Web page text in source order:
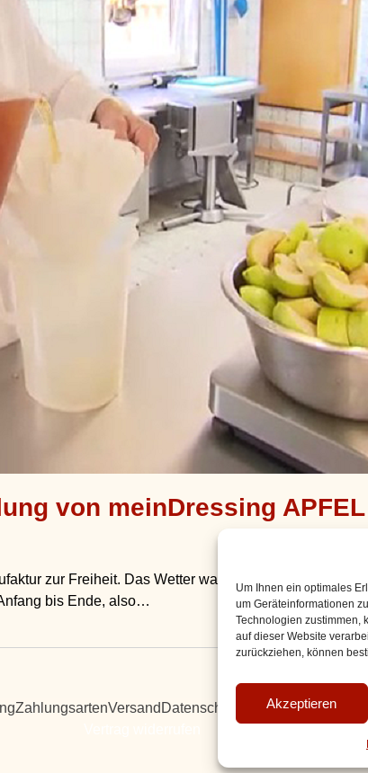
Um Ihnen ein optimales
um Geräteinformationen
Technologien zustimmen,
auf dieser Website
zurückziehen, können
Akzeptieren
von meinDressing APFEL
zur Freiheit. Das Wetter war so richtig schön
bis Ende, also…
ZahlungsartenVersand Datenschutz Widerruf für